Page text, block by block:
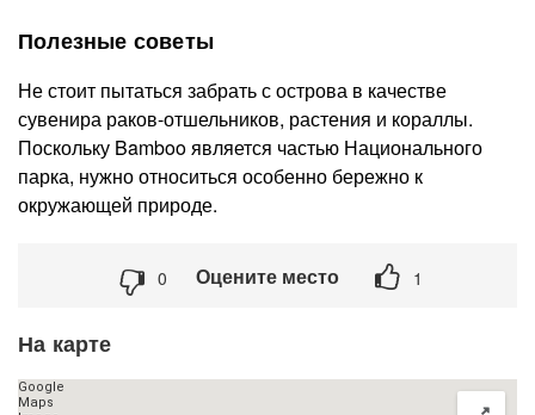
Полезные советы
Не стоит пытаться забрать с острова в качестве
сувенира раков-отшельников, растения и кораллы.
Поскольку Bamboo является частью Национального
парка, нужно относиться особенно бережно к
окружающей природе.
0 Оцените место 1
На карте